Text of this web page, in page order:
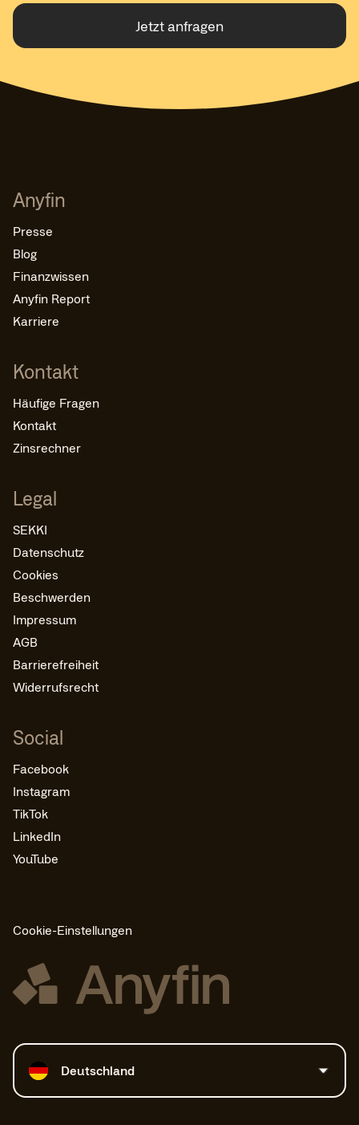
Jetzt anfragen
Anyfin
Presse
Blog
Finanzwissen
Anyfin Report
Karriere
Kontakt
Häufige Fragen
Kontakt
Zinsrechner
Legal
SEKKI
Datenschutz
Cookies
Beschwerden
Impressum
AGB
Barrierefreiheit
Widerrufsrecht
Social
Facebook
Instagram
TikTok
LinkedIn
YouTube
Cookie-Einstellungen
Land auswählen
Deutschland